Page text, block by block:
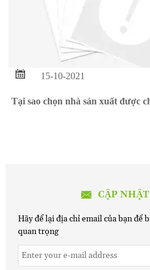
 15-10-2021
Tại sao chọn nhà sản xuất được

Hãy để lại địa chỉ email của bạn để
quan trọng